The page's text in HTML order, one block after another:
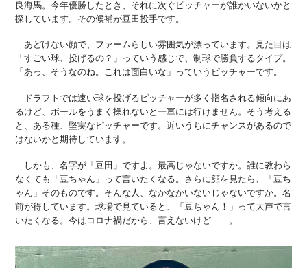
良海馬。今年優勝したとき、それに次ぐピッチャーが誰かいないかと
探しています。その候補が豆田投手です。
あどけない顔で、ファームらしい雰囲気が漂っています。見た目は
「すごい球、投げるの？」っていう感じで、制球で勝負するタイプ。
「あっ、そうなのね。これは面白いな」っていうピッチャーです。
ドラフトでは速い球を投げるピッチャーが多く指名される傾向にあ
るけど、ボールをうまく操れないと一軍には行けません。そう考える
と、ある種、堅実なピッチャーです。近いうちにチャンスがあるので
はないかと期待しています。
しかも、名字が「豆田」ですよ。最高じゃないですか。誰に教わら
なくても「豆ちゃん」って言いたくなる。さらに顔を見たら、「豆ち
ゃん」そのものです。そんな人、なかなかいないじゃないですか。名
前が得しています。球場で見ていると、「豆ちゃん！」って大声で言
いたくなる。今はコロナ禍だから、言えないけど……。